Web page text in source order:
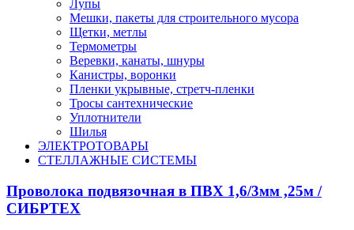
Лупы
Мешки, пакеты для строительного мусора
Щетки, метлы
Термометры
Веревки, канаты, шнуры
Канистры, воронки
Пленки укрывные, стретч-пленки
Тросы сантехнические
Уплотнители
Шилья
ЭЛЕКТРОТОВАРЫ
СТЕЛЛАЖНЫЕ СИСТЕМЫ
Проволока подвязочная в ПВХ 1,6/3мм ,25м /
СИБРТЕХ